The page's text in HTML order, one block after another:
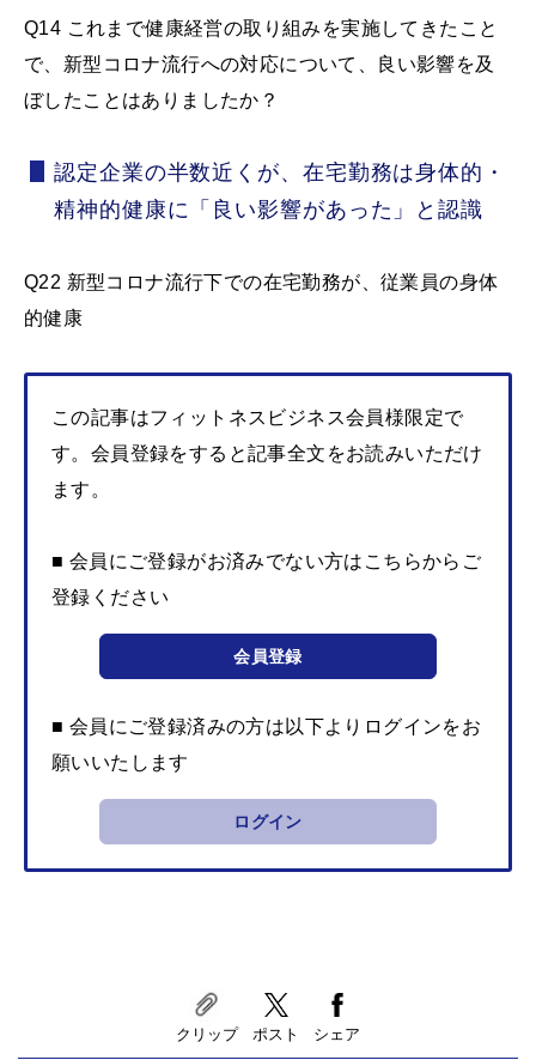
Q14 これまで健康経営の取り組みを実施してきたこと
で、新型コロナ流行への対応について、良い影響を及
ぼしたことはありましたか？
認定企業の半数近くが、在宅勤務は身体的・
精神的健康に「良い影響があった」と認識
Q22 新型コロナ流行下での在宅勤務が、従業員の身体
的健康
この記事はフィットネスビジネス会員様限定で
す。会員登録をすると記事全文をお読みいただけ
ます。
■ 会員にご登録がお済みでない方はこちらからご
登録ください
会員登録
■ 会員にご登録済みの方は以下よりログインをお
願いいたします
ログイン
クリップ ポスト シェア